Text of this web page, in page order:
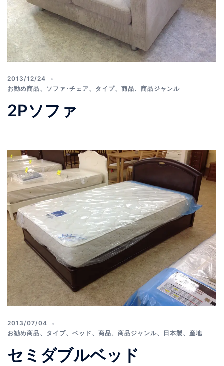
2013/12/24
お勧め商品、 ソファ･チェア、 タイプ、 商品、 商品ジャンル
2Pソファ
2013/07/04
お勧め商品、 タイプ、 ベッド 、 商品、 商品ジャンル、 日本製、 産地
セミダブルベッド